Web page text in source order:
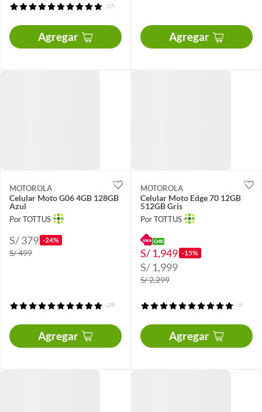
(17)
Agregar Agregar
MOTOROLA
Celular Moto G06 4GB 128GB
Azul
Por TOTTUS
S/ 379 -24%
S/ 499
(29)
Agregar
MOTOROLA
Celular Moto Edge 70 12GB
512GB Gris
Por TOTTUS
S/ 1,949 -15%
S/ 1,999
S/ 2,299
(6)
Agregar